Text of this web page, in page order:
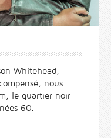
Whitehead,
nous
le quartier noir
60.